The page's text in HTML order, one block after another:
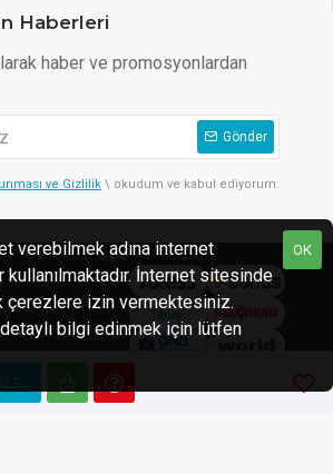
Haberleri
haber ve promosyonlardan
Gönder
ve Gizlilik \ okudum ve kabul ediyorum.
2025
HDAJANS
saklıdır.
BOSTANCI) Telefon: 0544 874 75 44 -
E-Ticaret sistemleri ile hazırlanmıştır.
OK
verebilmek adına internet
İnternet sitesinde
çerezlere izin vermektesiniz.
bilgi edinmek için lütfen